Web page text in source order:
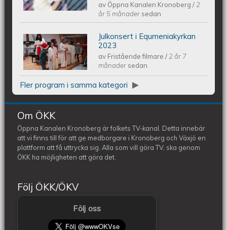
- Melodifestivalen 2024
av Öppna Kanalen Kronoberg/ 2
år 5 månader sedan
Piano Marly Azevedo Andersson
Julkonsert EQUMENIAkyrkan 231209
Julkonsert i Equmeniakyrkan
2023
av Fristående filmare/ 2 år 7
månader sedan
Fler program i samma kategori
Om ÖKK
Öppna Kanalen Kronoberg är folkets TV-kanal. Detta innebär
att vi finns till för att ge medborgare i Kronoberg och Växjö en
plattform att få uttrycka sig. Alla som vill göra TV, ska genom
ÖKK ha möjligheten att göra det.
Följ ÖKK/ÖKV
Följ oss